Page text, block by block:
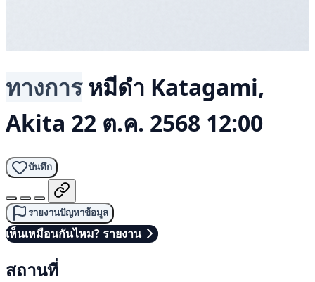
ทางการ หมีดำ Katagami,
Akita 22 ต.ค. 2568 12:00
บันทึก
รายงานปัญหาข้อมูล
เห็นเหมือนกันไหม? รายงาน
สถานที่